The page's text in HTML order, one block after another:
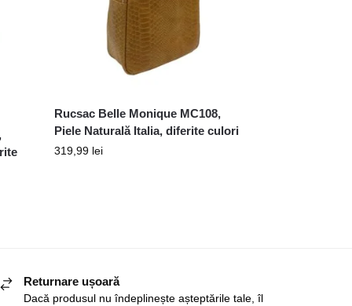
Rucsac Belle Monique MC108,
Piele Naturală Italia, diferite culori
319,99 lei
Returnare ușoară
Dacă produsul nu îndeplinește așteptările tale, îl